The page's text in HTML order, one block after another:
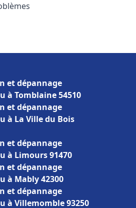
et dépannage
à Tomblaine 54510
et dépannage
à La Ville du Bois
et dépannage
à Limours 91470
et dépannage
à Mably 42300
et dépannage
à Villemomble 93250